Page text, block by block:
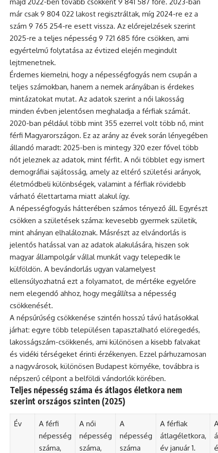
már csak 9 804 022 lakost regisztráltak, míg 2024-re ez a
szám 9 765 254-re esett vissza. Az előrejelzések szerint
2025-re a teljes népesség 9 721 685 főre csökken, ami
egyértelmű folytatása az évtized elején megindult
lejtmenetnek.
Érdemes kiemelni, hogy a népességfogyás nem csupán a
teljes számokban, hanem a nemek arányában is érdekes
mintázatokat mutat. Az adatok szerint a női lakosság
minden évben jelentősen meghaladja a férfiak számát.
2020-ban például több mint 355 ezerrel volt több nő, mint
férfi Magyarországon. Ez az arány az évek során lényegében
állandó maradt: 2025-ben is mintegy 320 ezer fővel több
nőt jeleznek az adatok, mint férfit. A női többlet egy ismert
demográfiai sajátosság, amely az eltérő születési arányok,
életmódbeli különbségek, valamint a férfiak rövidebb
várható élettartama miatt alakul így.
A népességfogyás hátterében számos tényező áll. Egyrészt
csökken a születések száma: kevesebb gyermek születik,
mint ahányan elhaláloznak. Másrészt az elvándorlás is
jelentős hatással van az adatok alakulására, hiszen sok
magyar állampolgár vállal munkát vagy telepedik le
külföldön. A bevándorlás ugyan valamelyest
ellensúlyozhatná ezt a folyamatot, de mértéke egyelőre
nem elegendő ahhoz, hogy megállítsa a népesség
csökkenését.
A népsűrűség csökkenése szintén hosszú távú hatásokkal
járhat: egyre több településen tapasztalható elöregedés,
lakosságszám-csökkenés, ami különösen a kisebb falvakat
és vidéki térségeket érinti érzékenyen. Ezzel párhuzamosan
a nagyvárosok, különösen Budapest környéke, továbbra is
népszerű célpont a belföldi vándorlók körében.
Teljes népesség száma és átlagos életkora nem
szerint országos szinten (2025)
Év
A férfi
népesség
száma,
A női
népesség
száma,
A
népesség
száma
A férfiak
átlagéletkora,
év január 1.